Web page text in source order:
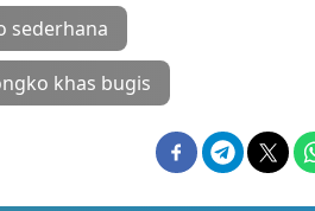
sederhana
khas bugis